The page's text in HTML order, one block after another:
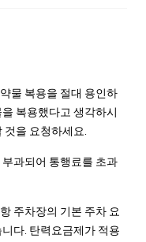
물 복용을 절대 용인하
복용했다고 생각하시
을 요청하세요.
과되어 통행료를 초과
주차장의 기본 주차 요
다. 탄력요금제가 적용